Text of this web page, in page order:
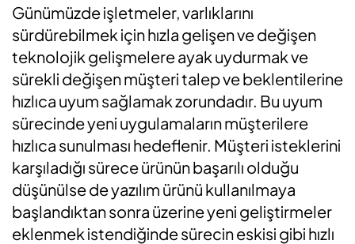
Günümüzde işletmeler, varlıklarını
sürdürebilmek için hızla gelişen ve değişen
teknolojik gelişmelere ayak uydurmak ve
sürekli değişen müşteri talep ve beklentilerine
hızlıca uyum sağlamak zorundadır. Bu uyum
sürecinde yeni uygulamaların müşterilere
hızlıca sunulması hedeflenir. Müşteri isteklerini
karşıladığı sürece ürünün başarılı olduğu
düşünülse de yazılım ürünü kullanılmaya
başlandıktan sonra üzerine yeni geliştirmeler
eklenmek istendiğinde sürecin eskisi gibi hızlı